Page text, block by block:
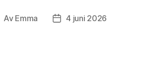
Av Emma Inläggsdatum
4 juni 2026